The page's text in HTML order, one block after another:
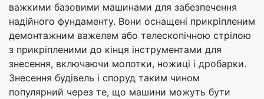
важкими базовими машинами для забезпечення
надійного фундаменту. Вони оснащені прикріпленим
демонтажним важелем або телескопічною стрілою
з прикріпленими до кінця інструментами для
знесення, включаючи молотки, ножиці і дробарки.
Знесення будівель і споруд таким чином
популярний через те, що машини можуть бути